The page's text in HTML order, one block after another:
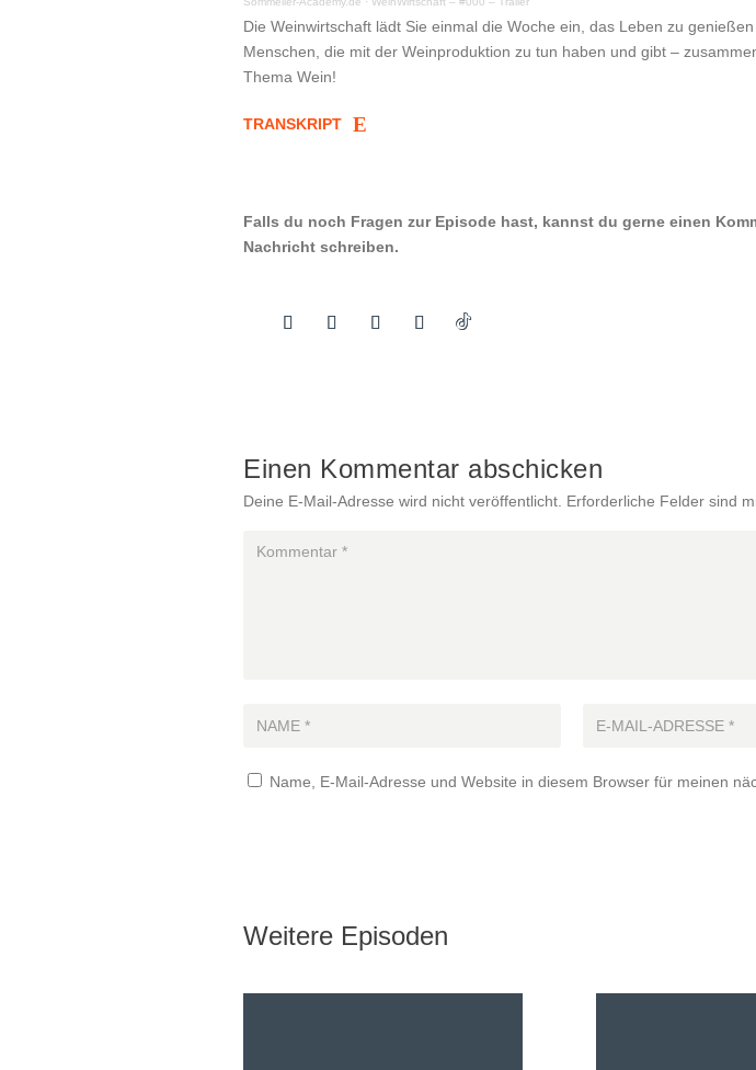
Die Weinwirtschaft lädt Sie einmal die Woche ein, das Leben zu
Menschen, die mit der Weinproduktion zu tun haben und gibt –
Thema Wein!
TRANSKRIPT
Falls du noch Fragen zur Episode hast, kannst du gerne einen
Nachricht schreiben.
Einen Kommentar abschicken
Deine E-Mail-Adresse wird nicht veröffentlicht. Erforderliche Felder sind
Name, E-Mail-Adresse und Website in diesem Browser für meinen
Weitere Episoden